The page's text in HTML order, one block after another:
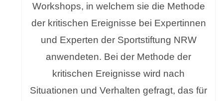
Workshops, in welchem sie die Methode
der kritischen Ereignisse bei Expertinnen
und Experten der Sportstiftung NRW
anwendeten. Bei der Methode der
kritischen Ereignisse wird nach
Situationen und Verhalten gefragt, das für